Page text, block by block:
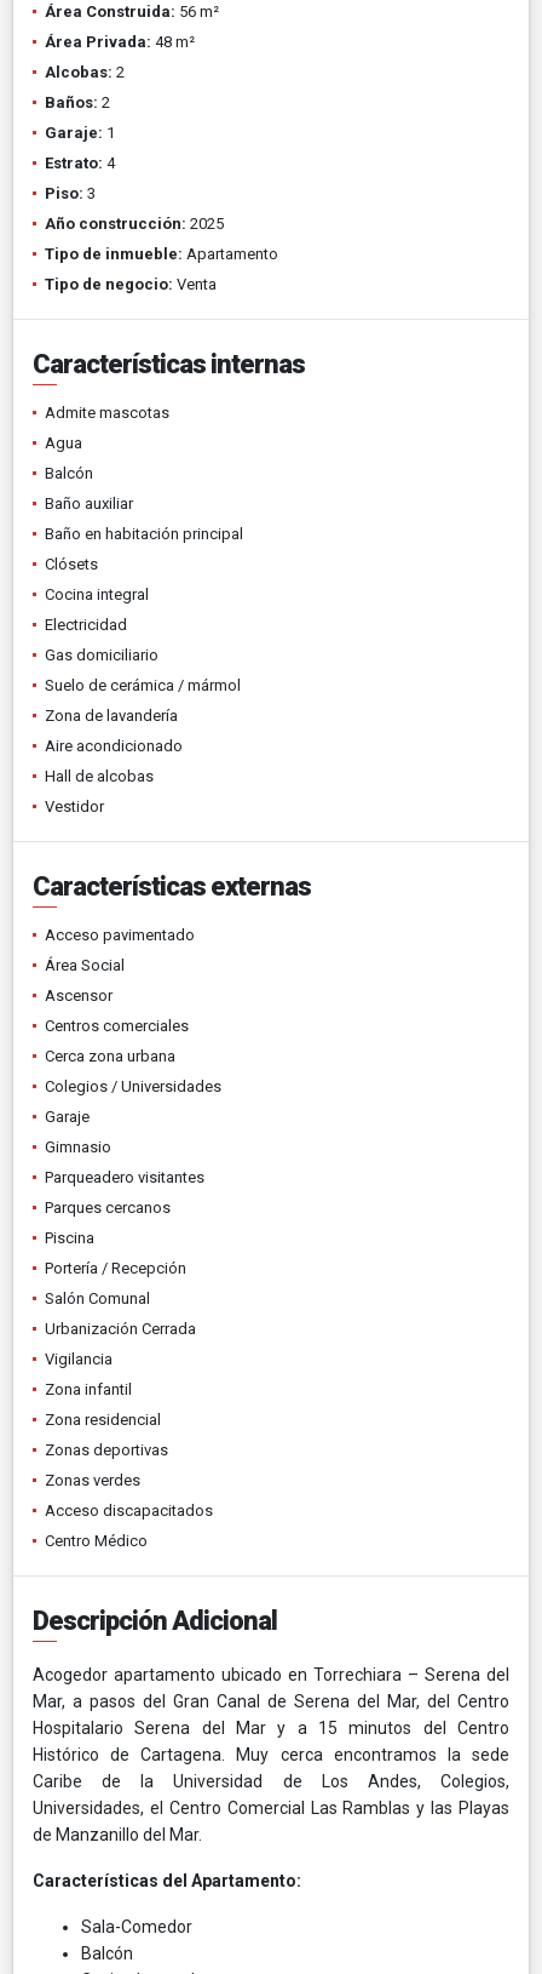
Área Construida: 56 m²
Área Privada: 48 m²
Alcobas: 2
Baños: 2
Garaje: 1
Estrato: 4
Piso: 3
Año construcción: 2025
Tipo de inmueble: Apartamento
Tipo de negocio: Venta
Características internas
Admite mascotas
Agua
Balcón
Baño auxiliar
Baño en habitación principal
Clósets
Cocina integral
Electricidad
Gas domiciliario
Suelo de cerámica / mármol
Zona de lavandería
Aire acondicionado
Hall de alcobas
Vestidor
Características externas
Acceso pavimentado
Área Social
Ascensor
Centros comerciales
Cerca zona urbana
Colegios / Universidades
Garaje
Gimnasio
Parqueadero visitantes
Parques cercanos
Piscina
Portería / Recepción
Salón Comunal
Urbanización Cerrada
Vigilancia
Zona infantil
Zona residencial
Zonas deportivas
Zonas verdes
Acceso discapacitados
Centro Médico
Descripción Adicional
Acogedor apartamento ubicado en Torrechiara – Serena del
Mar, a pasos del Gran Canal de Serena del Mar, del Centro
Hospitalario Serena del Mar y a 15 minutos del Centro
Histórico de Cartagena. Muy cerca encontramos la sede
Caribe de la Universidad de Los Andes, Colegios,
Universidades, el Centro Comercial Las Ramblas y las Playas
de Manzanillo del Mar.
Características del Apartamento:
Sala-Comedor
Balcón